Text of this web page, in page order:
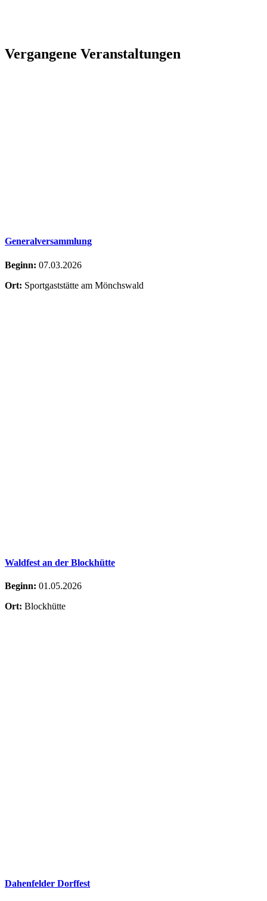
Vergangene Veranstaltungen
Generalversammlung
Beginn: 07.03.2026
Ort: Sportgaststätte am Mönchswald
Waldfest an der Blockhütte
Beginn: 01.05.2026
Ort: Blockhütte
Dahenfelder Dorffest